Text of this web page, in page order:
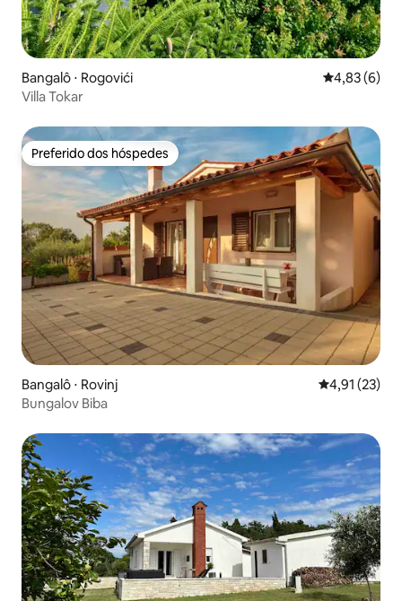
Bangalô ⋅ Rogovići 4,83 de uma
4,83 (6)
Villa Tokar
Preferido dos hóspedes
Preferido dos hóspedes
Bangalô ⋅ Rovinj 4,91 de uma
4,91 (23)
Bungalov Biba